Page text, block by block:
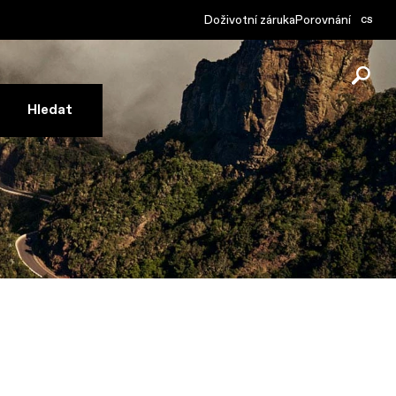
Doživotní zárukaPorovnání cs